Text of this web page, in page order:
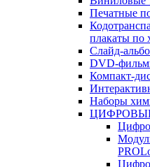
Печатные
плакаты по
Слайд-
DVD-
Компакт-
Наборы